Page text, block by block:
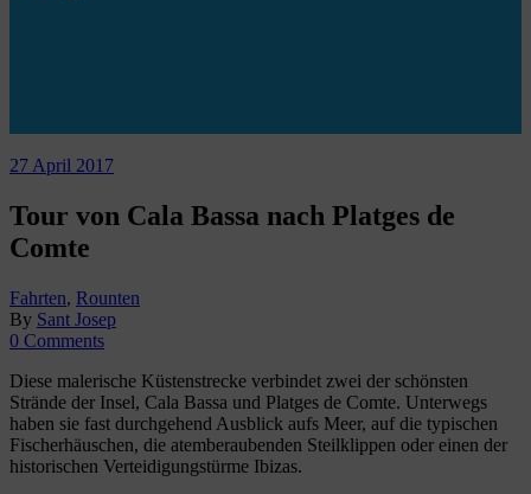
27 April 2017
Tour von Cala Bassa nach Platges de
Comte
Fahrten, Rounten
By Sant Josep
0 Comments
Diese malerische Küstenstrecke verbindet zwei der schönsten
Strände der Insel, Cala Bassa und Platges de Comte. Unterwegs
haben sie fast durchgehend Ausblick aufs Meer, auf die typischen
Fischerhäuschen, die atemberaubenden Steilklippen oder einen der
historischen Verteidigungstürme Ibizas.